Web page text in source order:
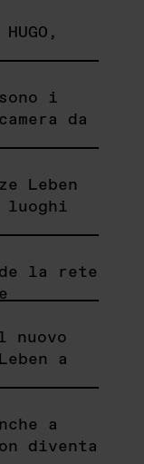
sono i
da
Leben
luoghi
la rete
a
a
diventa